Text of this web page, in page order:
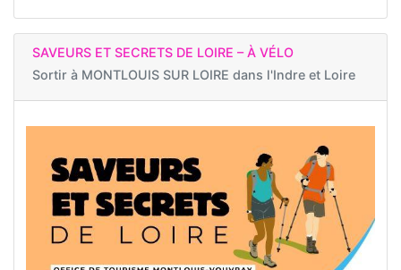
SAVEURS ET SECRETS DE LOIRE – À VÉLO
Sortir à MONTLOUIS SUR LOIRE dans l'Indre et Loire